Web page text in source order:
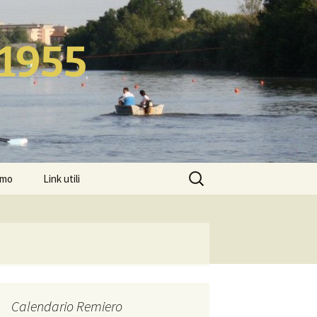
Link utili
Ricerca
per:
Calendario Remiero